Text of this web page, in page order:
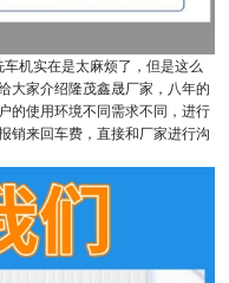
机实在是太麻烦了，但是这么
大家介绍隆茂鑫晟厂家，八年的
的使用环境不同需求不同，进行
销来回车费，直接和厂家进行沟